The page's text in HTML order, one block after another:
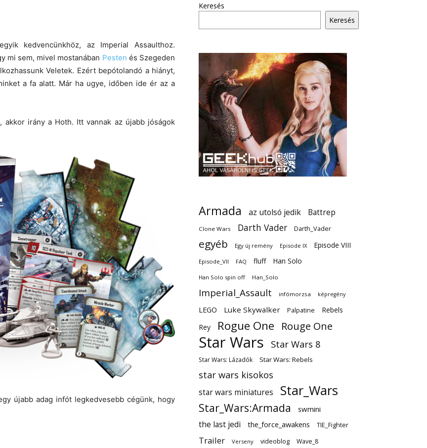
kedvencünkhöz, az Imperial Assaulthoz.
mi sem, mivel mostanában Pesten és Szegeden
Veletek. Ezért bepótolandó a hiányt,
a fa alatt. Már ha ugye, időben ide ér az a
irány a Hoth. Itt vannak az újabb jóságok
újabb adag infót legkedvesebb cégünk, hogy
Keresés
Keresés
Armada az utolsó jedik Battrep
Clone Wars Darth Vader Darth_Vader
egyéb Egy új remény Episode IX Episode VIII
Episode_VII FAQ fluff Han Solo
Han Solo spin off Han_Solo
Imperial_Assault infómorzsa képregény
LEGO Luke Skywalker Palpatine
Rebels
Rey
Rogue One Rouge One
Star Wars Star Wars 8
Star Wars: Lázadók Star Wars: Rebels
star wars kisokos
star wars miniatures Star_Wars
Star_Wars:Armada swmini
the last jedi the_force_awakens TIE_Fighter
Trailer Verseny videoblog Wave_8